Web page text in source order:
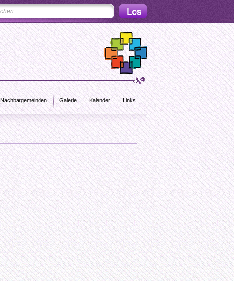
Nachbargemeinden Galerie Kalender Links